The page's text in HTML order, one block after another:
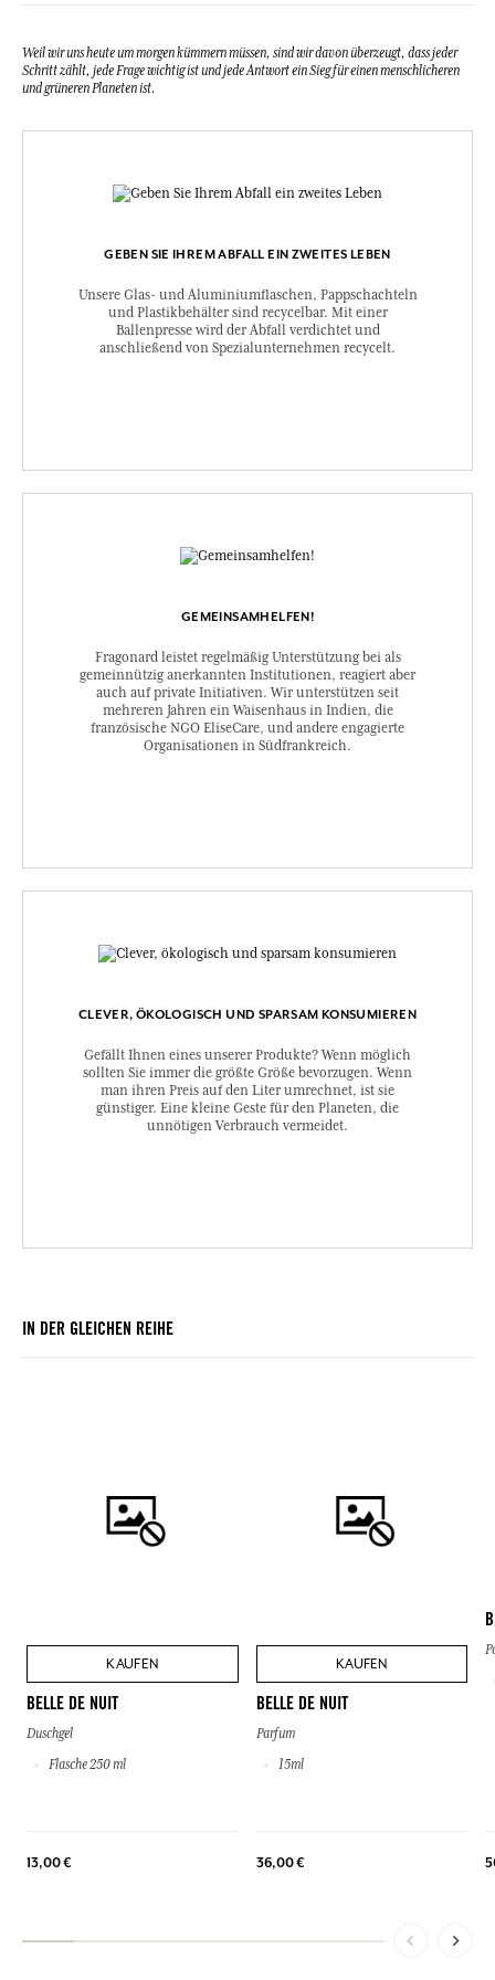
Weil wir uns heute um morgen kümmern müssen, sind wir davon überzeugt, dass jeder
Schritt zählt, jede Frage wichtig ist und jede Antwort ein Sieg für einen menschlicheren
und grüneren Planeten ist.
GEBEN SIE IHREM ABFALL EIN ZWEITES LEBEN
Unsere Glas- und Aluminiumflaschen, Pappschachteln
und Plastikbehälter sind recycelbar. Mit einer
Ballenpresse wird der Abfall verdichtet und
anschließend von Spezialunternehmen recycelt.
GEMEINSAMHELFEN!
Fragonard leistet regelmäßig Unterstützung bei als
gemeinnützig anerkannten Institutionen, reagiert aber
auch auf private Initiativen. Wir unterstützen seit
mehreren Jahren ein Waisenhaus in Indien, die
französische NGO EliseCare, und andere engagierte
Organisationen in Südfrankreich.
CLEVER, ÖKOLOGISCH UND SPARSAM KONSUMIEREN
Gefällt Ihnen eines unserer Produkte? Wenn möglich
sollten Sie immer die größte Größe bevorzugen. Wenn
man ihren Preis auf den Liter umrechnet, ist sie
günstiger. Eine kleine Geste für den Planeten, die
unnötigen Verbrauch vermeidet.
IN DER GLEICHEN REIHE
KAUFEN
BELLE DE NUIT
Duschgel
Flasche 250 ml
13,00 €
KAUFEN
BELLE DE NUIT
Parfum
15ml
36,00 €